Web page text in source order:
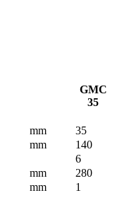
GMC
35
mm
35
mm
140
6
mm
280
mm
1